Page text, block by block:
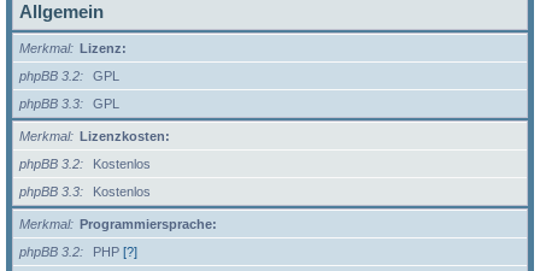
Allgemein
Merkmal
Lizenz:
phpBB 3.2
GPL
phpBB 3.3
GPL
Merkmal
Lizenzkosten:
phpBB 3.2
Kostenlos
phpBB 3.3
Kostenlos
Merkmal
Programmiersprache:
phpBB 3.2
PHP [?]